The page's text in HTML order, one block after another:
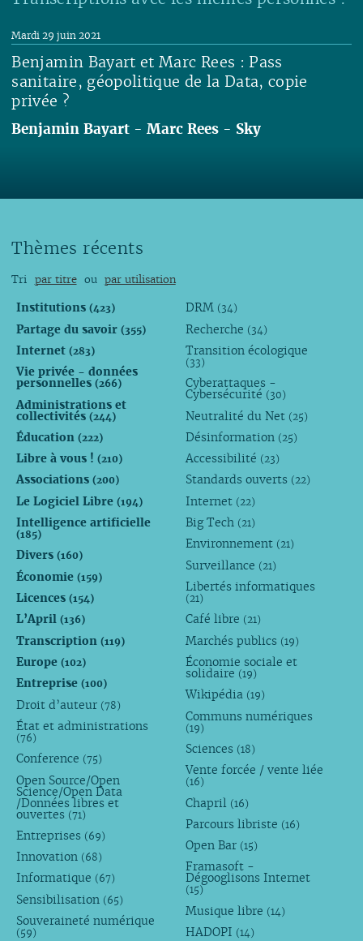
Benjamin Bayart et Marc Rees : Pass
sanitaire, géopolitique de la Data, copie
privée ?
Mardi 29 juin 2021
Benjamin Bayart -Marc Rees - Sky
Thèmes récents
Tri par titre ou par utilisation
Institutions (423)
Partage du savoir (355)
Internet (283)
Vie privée - données
personnelles (266)
Administrations et
collectivités (244)
Éducation (222)
Libre à vous ! (210)
Associations (200)
Le Logiciel Libre (194)
Intelligence artificielle
(185)
Divers (160)
Économie (159)
Licences (154)
L’April (136)
Transcription (119)
Europe (102)
Entreprise (100)
Droit d’auteur (78)
État et administrations
(76)
Conference (75)
Open Source/Open
Science/Open Data
/Données libres et
ouvertes (71)
Entreprises (69)
Innovation (68)
Informatique (67)
Sensibilisation (65)
Souveraineté numérique
(59)
DRM (34)
Recherche (34)
Transition écologique
(33)
Cyberattaques -
Cybersécurité (30)
Neutralité du Net (25)
Désinformation (25)
Accessibilité (23)
Standards ouverts (22)
Internet (22)
Big Tech (21)
Environnement (21)
Surveillance (21)
Libertés informatiques
(21)
Café libre (21)
Marchés publics (19)
Économie sociale et
solidaire (19)
Wikipédia (19)
Communs numériques
(19)
Sciences (18)
Vente forcée / vente liée
(16)
Chapril (16)
Parcours libriste (16)
Open Bar (15)
Framasoft -
Dégooglisons Internet
(15)
Musique libre (14)
HADOPI (14)